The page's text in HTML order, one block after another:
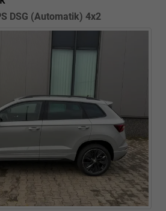
DSG (Automatik) 4x2